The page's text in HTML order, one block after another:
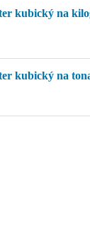
kubický na
kubický na